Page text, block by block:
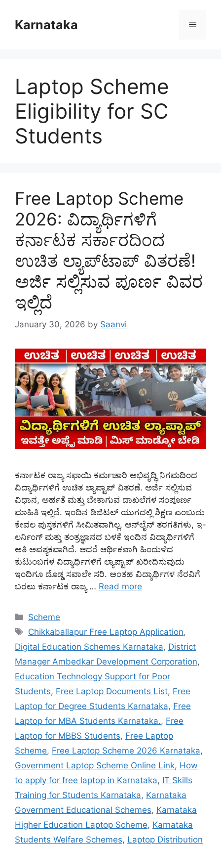
contentKarnataka Menu
Laptop Scheme
Eligibility for SC
Students
Free Laptop Scheme
2026: ವಿದ್ಯಾರ್ಥಿಗಳಿಗೆ
ಕರ್ನಾಟಕ ಸರ್ಕಾರದಿಂದ
ಉಚಿತ ಲ್ಯಾಪ್‌ಟಾಪ್ ವಿತರಣೆ!
ಅರ್ಜಿ ಸಲ್ಲಿಸುವ ಪೂರ್ಣ ವಿವರ
ಇಲ್ಲಿದೆ
January 30, 2026 by Saanvi
ಕರ್ನಾಟಕ ರಾಜ್ಯ ಸಫಾಯಿ ಕರ್ಮಚಾರಿ ಅಭಿವೃದ್ಧಿ ನಿಗಮದಿಂದ
ವಿದ್ಯಾರ್ಥಿಗಳಿಗೆ ಉಚಿತ ಲ್ಯಾಪ್ಟಾಪ್ ವಿತರಣೆ. ಅರ್ಜಿ ಸಲ್ಲಿಸುವ
ವಿಧಾನ, ಅರ್ಹತೆ ಮತ್ತು ಬೇಕಾಗುವ ದಾಖಲೆಗಳ ಸಂಪೂರ್ಣ
ಮಾಹಿತಿ ಇಲ್ಲಿದೆ. ಇಂದಿನ ಡಿಜಿಟಲ್ ಯುಗದಲ್ಲಿ ಶಿಕ್ಷಣ ಎಂಬುದು
ಕೇವಲ ಪುಸ್ತಕಗಳಿಗೆ ಸೀಮಿತವಾಗಿಲ್ಲ. ಆನ್‌ಲೈನ್ ತರಗತಿಗಳು, ಇ-
ಲರ್ನಿಂಗ್ ಮತ್ತು ತಂತ್ರಜ್ಞಾನದ ಬಳಕೆ ಇಂದಿನ ವಿದ್ಯಾರ್ಥಿಗಳಿಗೆ
ಅತಿ ಅವಶ್ಯಕವಾಗಿದೆ. ಆದರೆ ಆರ್ಥಿಕವಾಗಿ ಹಿಂದುಳಿದ
ಕುಟುಂಬಗಳ ವಿದ್ಯಾರ್ಥಿಗಳಿಗೆ ಲ್ಯಾಪ್ಟಾಪ್ ಖರೀದಿಸುವುದು
ಇಂದಿಗೂ ದೊಡ್ಡ ಸವಾಲೇ ಸರಿ. ಅಂತಹ ವಿದ್ಯಾರ್ಥಿಗಳ ನೆರವಿಗೆ
ಬರಲು ಕರ್ನಾಟಕ ರಾಜ್ಯ … Read more
Categories
Scheme
Tags
Chikkaballapur Free Laptop Application,
Digital Education Schemes Karnataka, District
Manager Ambedkar Development Corporation,
Education Technology Support for Poor
Students, Free Laptop Documents List, Free
Laptop for Degree Students Karnataka, Free
Laptop for MBA Students Karnataka., Free
Laptop for MBBS Students, Free Laptop
Scheme, Free Laptop Scheme 2026 Karnataka,
Government Laptop Scheme Online Link, How
to apply for free laptop in Karnataka, IT Skills
Training for Students Karnataka, Karnataka
Government Educational Schemes, Karnataka
Higher Education Laptop Scheme, Karnataka
Students Welfare Schemes, Laptop Distribution